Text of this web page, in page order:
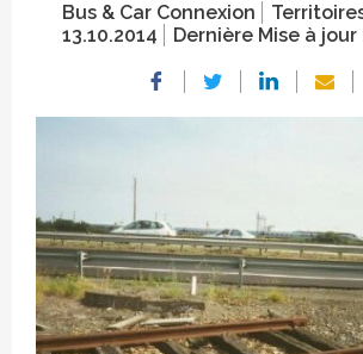
Bus & Car Connexion
13.10.2014
Dernière Mise à jour